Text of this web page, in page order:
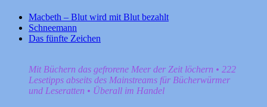
Macbeth – Blut wird mit Blut bezahlt
Schneemann
Das fünfte Zeichen
Mit Büchern das gefrorene Meer der Zeit löchern • 222
Lesetipps abseits des Mainstreams für Bücherwürmer
und Leseratten • Überall im Handel